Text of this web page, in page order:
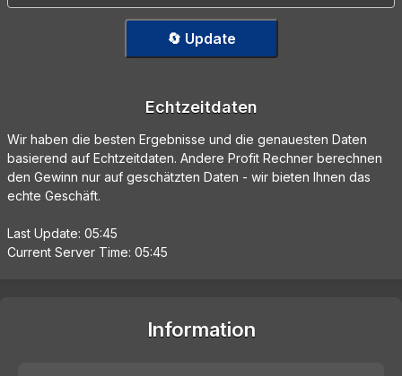
🔄 Update
Echtzeitdaten
Wir haben die besten Ergebnisse und die genauesten Daten
basierend auf Echtzeitdaten. Andere Profit Rechner berechnen
den Gewinn nur auf geschätzten Daten - wir bieten Ihnen das
echte Geschäft.
Last Update: 05:45
Current Server Time: 05:45
Information